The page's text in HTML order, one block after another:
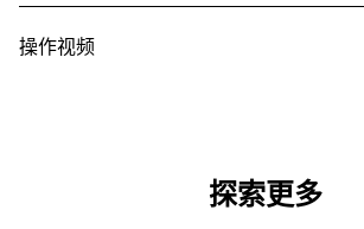
操作视频
探索更多